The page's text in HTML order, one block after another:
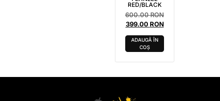
RED/BLACK
600.00RON
399.00RON
ADAUGĂ ÎN
COȘ